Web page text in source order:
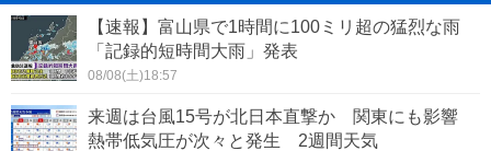
【速報】富山県で1時間に100ミリ超の猛烈な雨
「記録的短時間大雨」発表
08/08(土)18:57
来週は台風15号が北日本直撃か 関東にも影響
熱帯低気圧が次々と発生 2週間天気